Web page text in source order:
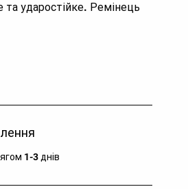
та ударостійке. Ремінець
1-3 днів